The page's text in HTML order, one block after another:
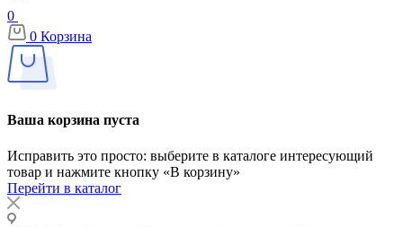
0
0 Корзина
Ваша корзина пуста
Исправить это просто: выберите в каталоге интересующий
товар и нажмите кнопку «В корзину»
Перейти в каталог